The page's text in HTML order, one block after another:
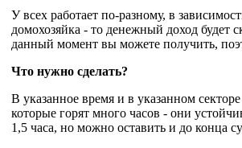
У всех работает по-разному, в
домохозяйка - то денежный доход будет
данный момент вы можете получить,
Что нужно сделать?
В указанное время и в указанном
которые горят много часов - они
1,5 часа, но можно оставить и до конца